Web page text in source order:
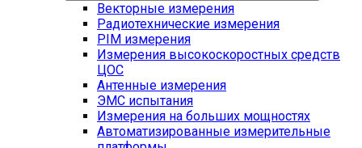
Векторные измерения
Радиотехнические измерения
PIM измерения
Измерения высокоскоростных средств
ЦОС
Антенные измерения
ЭМС испытания
Измерения на больших мощностях
Автоматизированные измерительные